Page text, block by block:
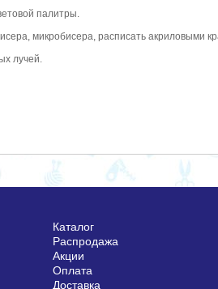
палитры.
микробисера, расписать акриловыми
лучей.
Каталог
Распродажа
Акции
Оплата
Доставка